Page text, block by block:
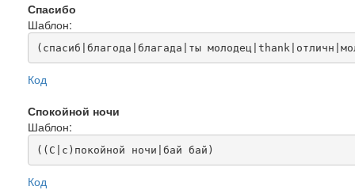
Спасибо
Шаблон:
(спасиб|благода|благада|ты
Код
Спокойной ночи
Шаблон:
((С|с)покойной ночи|бай бай)
Код